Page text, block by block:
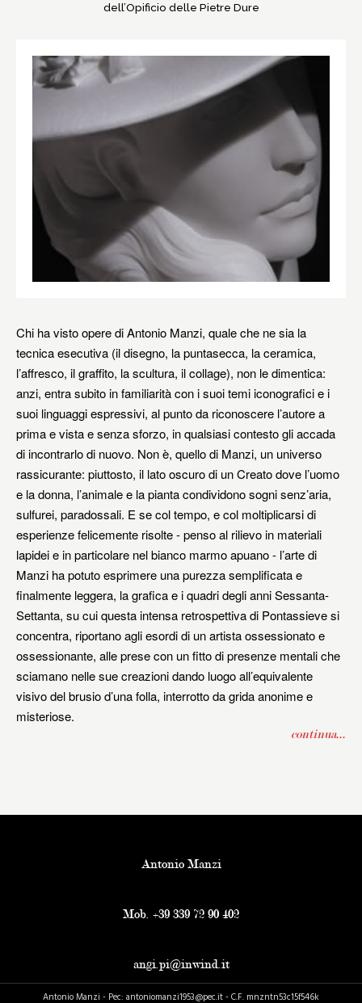
dell’Opificio delle Pietre Dure
Chi ha visto opere di Antonio Manzi, quale che ne sia la
tecnica esecutiva (il disegno, la puntasecca, la ceramica,
l’affresco, il graffito, la scultura, il collage), non le dimentica:
anzi, entra subito in familiarità con i suoi temi iconografici e i
suoi linguaggi espressivi, al punto da riconoscere l’autore a
prima e vista e senza sforzo, in qualsiasi contesto gli accada
di incontrarlo di nuovo. Non è, quello di Manzi, un universo
rassicurante: piuttosto, il lato oscuro di un Creato dove l’uomo
e la donna, l’animale e la pianta condividono sogni senz’aria,
sulfurei, paradossali. E se col tempo, e col moltiplicarsi di
esperienze felicemente risolte - penso al rilievo in materiali
lapidei e in particolare nel bianco marmo apuano - l’arte di
Manzi ha potuto esprimere una purezza semplificata e
finalmente leggera, la grafica e i quadri degli anni Sessanta-
Settanta, su cui questa intensa retrospettiva di Pontassieve si
concentra, riportano agli esordi di un artista ossessionato e
ossessionante, alle prese con un fitto di presenze mentali che
sciamano nelle sue creazioni dando luogo all’equivalente
visivo del brusio d’una folla, interrotto da grida anonime e
misteriose.
continua...
Antonio Manzi
Mob. +39 339 72 90 402
angi.pi@inwind.it
Antonio Manzi - Pec: antoniomanzi1953@pec.it - C.F. mnzntn53c15f546k